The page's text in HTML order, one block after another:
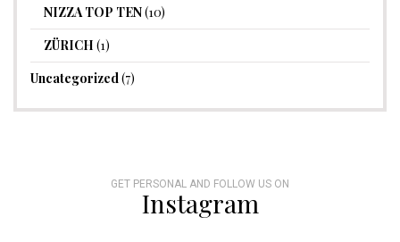
NIZZA TOP TEN(10)
ZÜRICH (1)
Uncategorized(7)
GET PERSONAL AND FOLLOW US ON
Instagram